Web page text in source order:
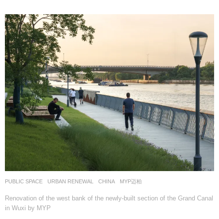
PUBLIC SPACE ,URBAN RENEWAL CHINA MYP迈柏
Renovation of the west bank of the newly-built section of the Grand Canal
in Wuxi by MYP